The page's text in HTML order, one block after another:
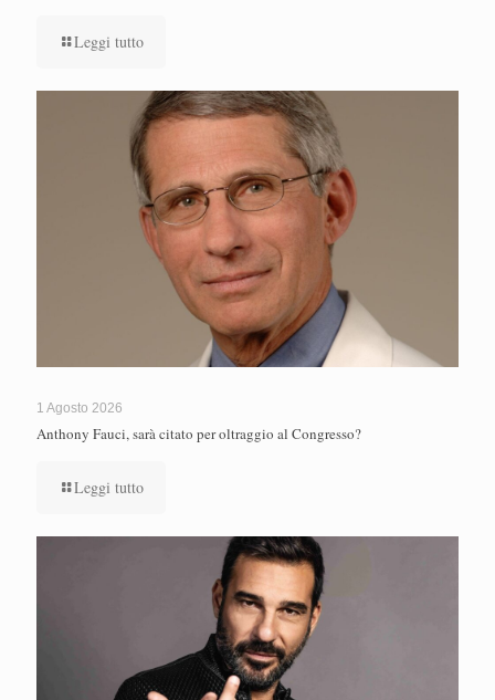
Leggi tutto
1 Agosto 2026
Anthony Fauci, sarà citato per oltraggio al Congresso?
Leggi tutto